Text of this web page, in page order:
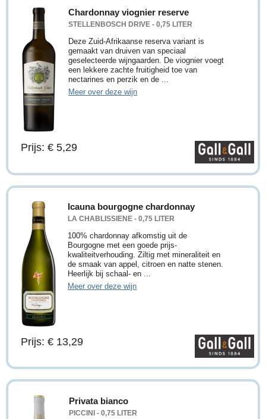
Chardonnay viognier reserve
STELLENBOSCH DRIVE - 0,75 LITER
Deze Zuid-Afrikaanse reserva variant is
gemaakt van druiven van speciaal
geselecteerde wijngaarden. De viognier voegt
een lekkere zachte fruitigheid toe van
nectarines en perzik en de ...
Meer over deze wijn
Prijs: € 5,29
Icauna bourgogne chardonnay
LA CHABLISSIENE - 0,75 LITER
100% chardonnay afkomstig uit de
Bourgogne met een goede prijs-
kwaliteitverhouding. Ziltig met mineraliteit en
de smaak van appel, citroen en natte stenen.
Heerlijk bij schaal- en ...
Meer over deze wijn
Prijs: € 13,29
Privata bianco
PICCINI - 0,75 LITER